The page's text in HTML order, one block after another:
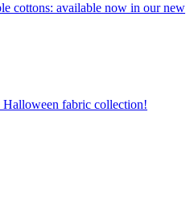
cottons: available now in our new
Halloween fabric collection!